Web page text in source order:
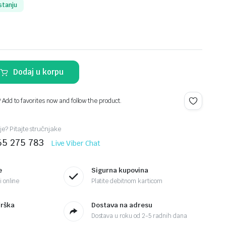
Dodaj u korpu
to favorites now and follow the product.
Pitajte stručnjake
275 783 Live Viber Chat
online
Sigurna kupovina
Platite debitnom karticom
Dostava na adresu
Dostava u roku od 2-5 radnih dana